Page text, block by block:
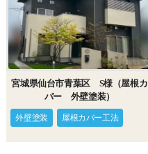
宮城県仙台市青葉区 S様（屋根カ
バー 外壁塗装）
外壁塗装 屋根カバー工法